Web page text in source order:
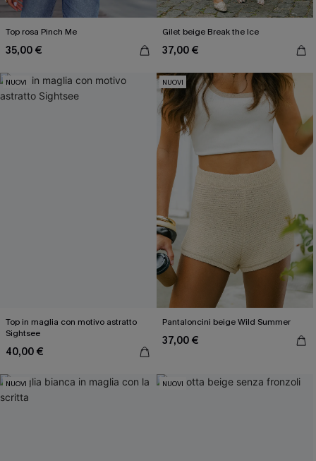
Top rosa Pinch Me
35,00 €
Gilet beige Break the Ice
37,00 €
NUOVI
Top in maglia con motivo astratto
Sightsee
40,00 €
NUOVI
Pantaloncini beige Wild Summer
37,00 €
NUOVI NUOVI